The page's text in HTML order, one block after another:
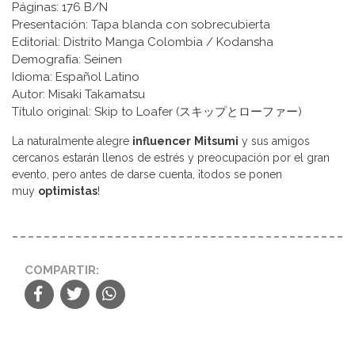
Páginas: 176 B/N
Presentación: Tapa blanda con sobrecubierta
Editorial: Distrito Manga Colombia / Kodansha
Demografía: Seinen
Idioma: Español Latino
Autor: Misaki Takamatsu
Título original: Skip to Loafer (スキップとローファー)
La naturalmente alegre influencer Mitsumi y sus amigos
cercanos estarán llenos de estrés y preocupación por el gran
evento, pero antes de darse cuenta, ¡todos se ponen
muy optimistas!
COMPARTIR: